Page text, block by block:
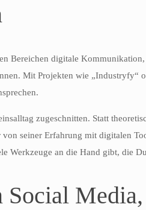
Bereichen digitale
Mit Projekten wie
zugeschnitten. Statt
seiner Erfahrung mit digitalen
Werkzeuge an die Hand gibt, die